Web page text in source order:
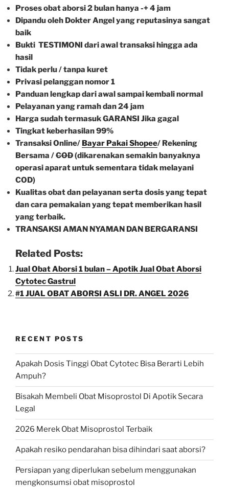
Proses obat aborsi 2 bulan hanya -+ 4 jam
Dipandu oleh Dokter Angel yang reputasinya sangat
baik
Bukti TESTIMONI dari awal transaksi hingga ada
hasil
Tidak perlu / tanpa kuret
Privasi pelanggan nomor 1
Panduan lengkap dari awal sampai kembali normal
Pelayanan yang ramah dan 24 jam
Harga sudah termasuk GARANSI Jika gagal
Tingkat keberhasilan 99%
Transaksi Online/ Bayar Pakai Shopee/ Rekening
Bersama /COD(dikarenakan semakin banyaknya
operasi aparat untuk sementara tidak melayani
COD)
Kualitas obat dan pelayanan serta dosis yang tepat
dan cara pemakaian yang tepat memberikan hasil
yang terbaik.
TRANSAKSI AMAN NYAMAN DAN BERGARANSI
Related Posts:
Jual Obat Aborsi 1 bulan – Apotik Jual Obat Aborsi
Cytotec Gastrul
#1 JUAL OBAT ABORSI ASLI DR. ANGEL 2026
RECENT POSTS
Apakah Dosis Tinggi Obat Cytotec Bisa Berarti Lebih
Ampuh?
Bisakah Membeli Obat Misoprostol Di Apotik Secara
Legal
2026 Merek Obat Misoprostol Terbaik
Apakah resiko pendarahan bisa dihindari saat aborsi?
Persiapan yang diperlukan sebelum menggunakan
mengkonsumsi obat misoprostol